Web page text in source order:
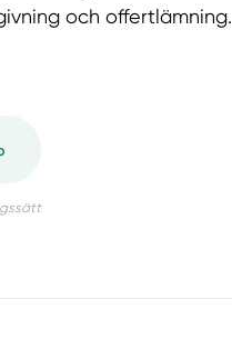
och offertlämning.